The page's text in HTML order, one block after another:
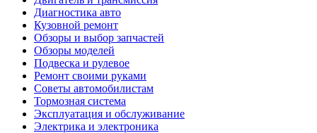
Диагностика авто
Кузовной ремонт
Обзоры и выбор запчастей
Обзоры моделей
Подвеска и рулевое
Ремонт своими руками
Советы автомобилистам
Тормозная система
Эксплуатация и обслуживание
Электрика и электроника